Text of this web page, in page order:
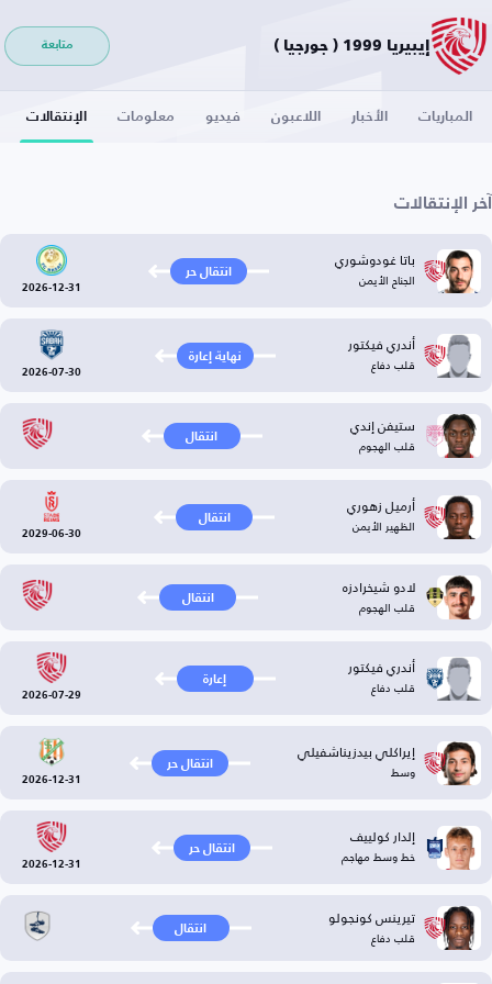
إيبيريا 1999 ( ‫جورجيا ) متابعة
المباريات الأخبار اللاعبون فيديو معلومات الإنتقالات
آخر الإنتقالات
باتا غودوشوري
الجناح الأيمن انتقال حر
2026-12-31
أندري فيكتور
قلب دفاع نهاية إعارة
2026-07-30
ستيفن إندي
قلب الهجوم انتقال
أرميل زهوري
الظهير الأيمن انتقال
2029-06-30
لادو شيخرادزه
قلب الهجوم انتقال
أندري فيكتور
قلب دفاع إعارة
2026-07-29
إيراكلي بيدزيناشفيلي
وسط انتقال حر
2026-12-31
إلدار كولييف
خط وسط مهاجم انتقال حر
2026-12-31
تيرينس كونجولو
قلب دفاع انتقال